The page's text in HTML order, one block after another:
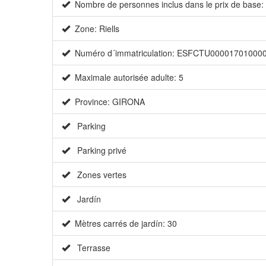
Nombre de personnes inclus dans le prix de base:
Zone: Riells
Numéro d´immatriculation:
Maximale autorisée adulte: 5
Province: GIRONA
Parking
Parking privé
Zones vertes
Jardín
Mètres carrés de jardín: 30
Terrasse